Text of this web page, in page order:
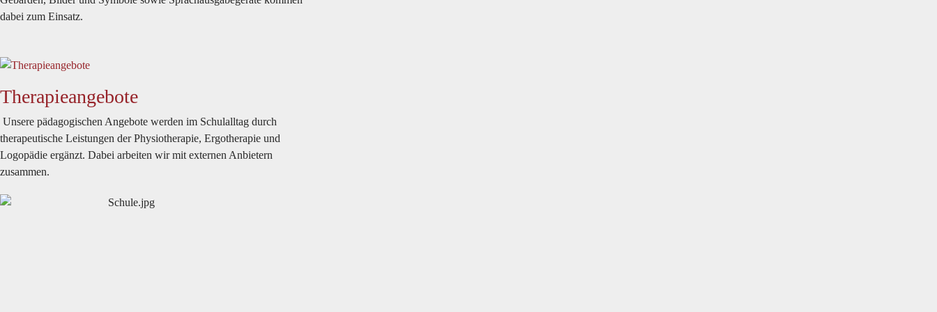
dabei zum Einsatz.
Therapieangebote
Unsere pädagogischen Angebote werden im Schulalltag durch
therapeutische Leistungen der Physiotherapie, Ergotherapie und
Logopädie ergänzt. Dabei arbeiten wir mit externen Anbietern
zusammen.